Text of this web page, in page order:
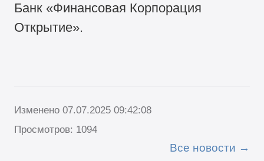
Банк «Финансовая Корпорация
Открытие».
Изменено 07.07.2025 09:42:08
Просмотров: 1094
Все новости